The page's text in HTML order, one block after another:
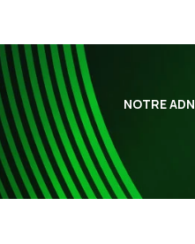
NOTRE ADN